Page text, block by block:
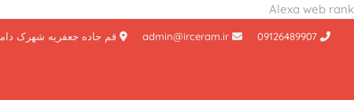
Alexa web rank
قم جاده جعفریه شهرک